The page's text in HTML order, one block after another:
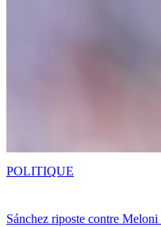
Sánchez riposte contre
POLITIQUE